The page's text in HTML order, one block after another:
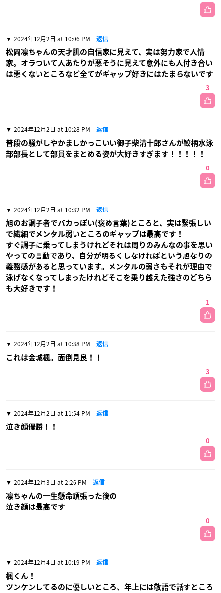
2024年12月2日 at 10:06 PM 返信
松岡凛ちゃんの天才肌の自信家に見えて、実は努力家で人情
家。オラついて人あたりが悪そうに見えて意外にも人付き合い
は悪くないところなど全てがギャップ好きにはたまらないです
3
2024年12月2日 at 10:28 PM 返信
普段の騒がしやかましかっこいい御子柴清十郎さんが鮫柄水泳
部部長として部員をまとめる姿が大好きすぎます！！！！！
0
2024年12月2日 at 10:32 PM 返信
旭のお調子者でバカっぽい(褒め言葉)ところと、実は緊張しい
で繊細でメンタル弱いところのギャップは最高です！
すぐ調子に乗ってしまうけれどそれは周りのみんなの事を思い
やっての言動であり、自分が明るくしなければという旭なりの
義務感があると思っています。メンタルの弱さもそれが理由で
泳げなくなってしまったけれどそこを乗り越えた強さのどちら
も大好きです！
1
2024年12月2日 at 10:38 PM 返信
これは金城楓。面倒見良！！
3
2024年12月2日 at 11:54 PM 返信
泣き顔優勝！！
0
2024年12月3日 at 2:26 PM 返信
凛ちゃんの一生懸命頑張った後の
泣き顔は最高です
0
2024年12月4日 at 10:19 PM 返信
楓くん！
ツンケンしてるのに優しいところ、年上には敬語で話すところ